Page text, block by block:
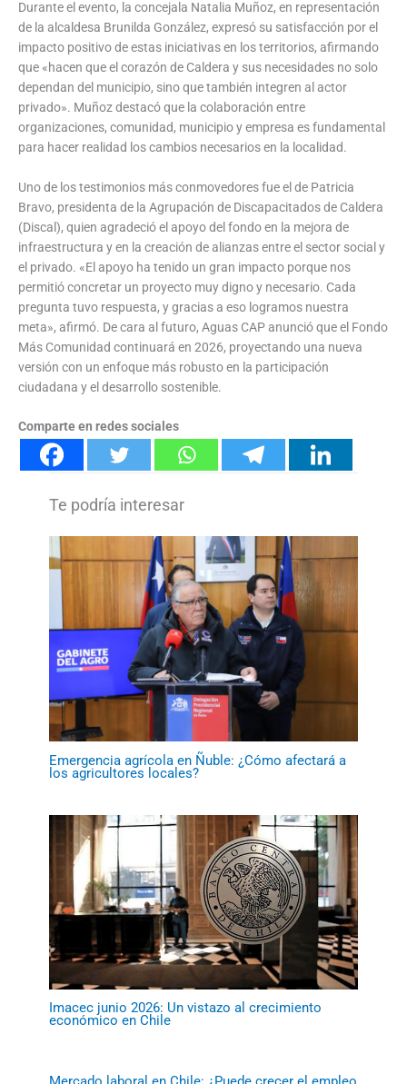
Durante el evento, la concejala Natalia Muñoz, en representación
de la alcaldesa Brunilda González, expresó su satisfacción por el
impacto positivo de estas iniciativas en los territorios, afirmando
que «hacen que el corazón de Caldera y sus necesidades no solo
dependan del municipio, sino que también integren al actor
privado». Muñoz destacó que la colaboración entre
organizaciones, comunidad, municipio y empresa es fundamental
para hacer realidad los cambios necesarios en la localidad.
Uno de los testimonios más conmovedores fue el de Patricia
Bravo, presidenta de la Agrupación de Discapacitados de Caldera
(Discal), quien agradeció el apoyo del fondo en la mejora de
infraestructura y en la creación de alianzas entre el sector social y
el privado. «El apoyo ha tenido un gran impacto porque nos
permitió concretar un proyecto muy digno y necesario. Cada
pregunta tuvo respuesta, y gracias a eso logramos nuestra
meta», afirmó. De cara al futuro, Aguas CAP anunció que el Fondo
Más Comunidad continuará en 2026, proyectando una nueva
versión con un enfoque más robusto en la participación
ciudadana y el desarrollo sostenible.
Comparte en redes sociales
Emergencia agrícola en Ñuble: ¿Cómo afectará a
los agricultores locales?
Imacec junio 2026: Un vistazo al crecimiento
económico en Chile